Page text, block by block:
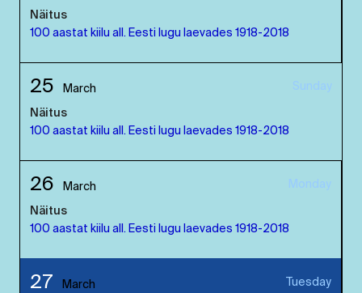
Näitus
100 aastat kiilu all. Eesti lugu laevades 1918-2018
25 March Sunday
Näitus
100 aastat kiilu all. Eesti lugu laevades 1918-2018
26 March Monday
Näitus
100 aastat kiilu all. Eesti lugu laevades 1918-2018
27 March Tuesday